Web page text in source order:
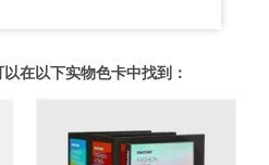
在以下实物色卡中找到：